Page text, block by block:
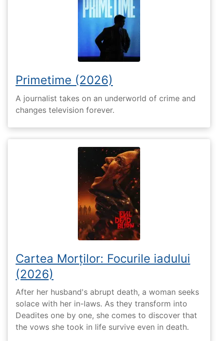
Primetime (2026)
A journalist takes on an underworld of crime and
changes television forever.
Cartea Morților: Focurile iadului
(2026)
After her husband's abrupt death, a woman seeks
solace with her in-laws. As they transform into
Deadites one by one, she comes to discover that
the vows she took in life survive even in death.